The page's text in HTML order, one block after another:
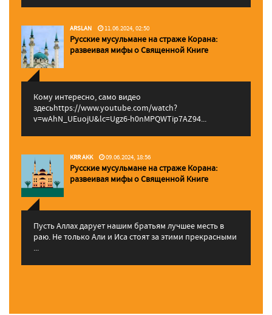
ARSLAN 11.06.2024, 02:50
Русские мусульмане на страже Корана:
pазвеивая мифы о Священной Книге
Кому интересно, само видео
здесьhttps://www.youtube.com/watch?
v=wAhN_UEuojU&lc=Ugz6-h0nMPQWTip7AZ94...
KRR AKK 09.06.2024, 18:56
Русские мусульмане на страже Корана:
pазвеивая мифы о Священной Книге
Пусть Аллах дарует нашим братьям лучшее месть в
раю. Не только Али и Иса стоят за этими прекрасными
...